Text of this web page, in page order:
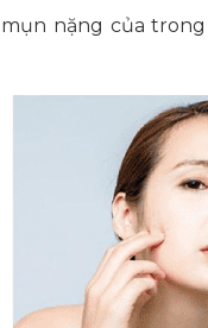
nặng của